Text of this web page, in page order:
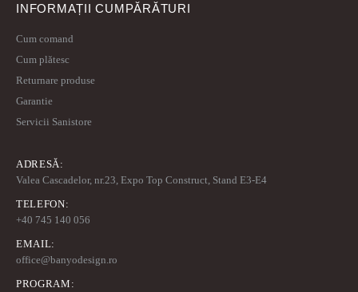
INFORMAȚII CUMPĂRĂTURI
Cum comand
Cum plătesc
Returnare produse
Garantie
Servicii Sanistore
ADRESĂ:
Valea Cascadelor, nr.23, Expo Top Construct, Stand E3-E4
TELEFON:
+40 745 140 056
EMAIL:
office@banyodesign.ro
PROGRAM: